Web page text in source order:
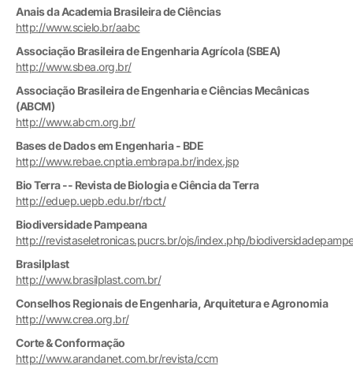
Anais da Academia Brasileira de Ciências
http://www.scielo.br/aabc
Associação Brasileira de Engenharia Agrícola (SBEA)
http://www.sbea.org.br/
Associação Brasileira de Engenharia e Ciências Mecânicas
(ABCM)
http://www.abcm.org.br/
Bases de Dados em Engenharia - BDE
http://www.rebae.cnptia.embrapa.br/index.jsp
Bio Terra -- Revista de Biologia e Ciência da Terra
http://eduep.uepb.edu.br/rbct/
Biodiversidade Pampeana
http://revistaseletronicas.pucrs.br/ojs/index.php/
Brasilplast
http://www.brasilplast.com.br/
Conselhos Regionais de Engenharia, Arquitetura e Agronomia
http://www.crea.org.br/
Corte & Conformação
http://www.arandanet.com.br/revista/ccm